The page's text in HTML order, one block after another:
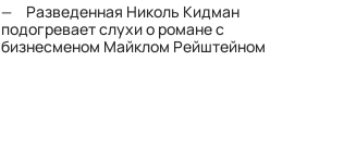
Разведенная Николь Кидман
подогревает слухи о романе с
бизнесменом Майклом Рейштейном